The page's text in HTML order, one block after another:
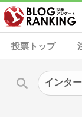
投票トップ
インタ